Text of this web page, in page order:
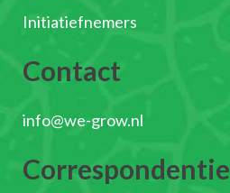
Initiatiefnemers
Contact
info@we-grow.nl
Correspondentie